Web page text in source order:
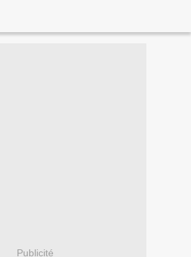
Publicité